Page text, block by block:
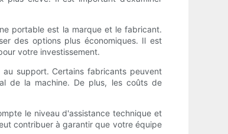
portable est la marque et le fabricant.
des options plus économiques. Il est
votre investissement.
support. Certains fabricants peuvent
de la machine. De plus, les coûts de
le niveau d'assistance technique et
contribuer à garantir que votre équipe